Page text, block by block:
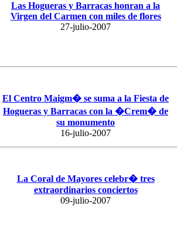
Las Hogueras y Barracas honran a la
Virgen del Carmen con miles de flores
27-julio-2007
El Centro Maigm� se suma a la Fiesta de
Hogueras y Barracas con la �Crem� de
su monumento
16-julio-2007
La Coral de Mayores celebr� tres
extraordinarios conciertos
09-julio-2007